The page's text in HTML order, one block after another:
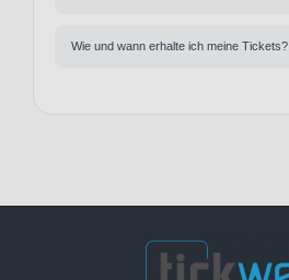
Wie und wann erhalte ich meine Tickets?